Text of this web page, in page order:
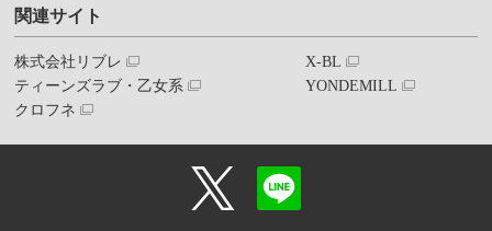
関連サイト
株式会社リブレ
ティーンズラブ・乙女系
クロフネ
X-BL
YONDEMILL